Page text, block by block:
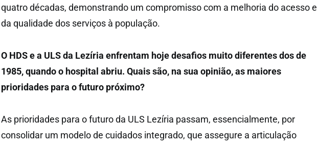
quatro décadas, demonstrando um compromisso com a melhoria do acesso e
da qualidade dos serviços à população.
O HDS e a ULS da Lezíria enfrentam hoje desafios muito diferentes dos de
1985, quando o hospital abriu. Quais são, na sua opinião, as maiores
prioridades para o futuro próximo?
As prioridades para o futuro da ULS Lezíria passam, essencialmente, por
consolidar um modelo de cuidados integrado, que assegure a articulação